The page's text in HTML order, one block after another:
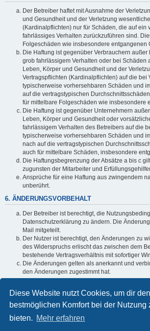
Diese Website nutzt Cookies, um dir den
bestmöglichen Komfort bei der Nutzung
bieten. Mehr erfahren
Der Betreiber haftet mit Ausnahme der
und Gesundheit und der Verletzung
(Kardinalpflichten) nur für Schäden, die auf ein
fahrlässiges Verhalten zurückzuführen sind.
Folgeschäden wie insbesondere entgangenen
Die Haftung ist gegenüber Verbrauchern
grob fahrlässigem Verhalten oder bei Schäden
Leben, Körper und Gesundheit und der
Vertragspflichten (Kardinalpflichten) auf die bei
typischerweise vorhersehbaren Schäden und
auf die vertragstypischen
für mittelbare Folgeschäden wie insbesondere
Die Haftung ist gegenüber Unternehmern
Leben, Körper und Gesundheit oder
fahrlässigem Verhalten des Betreibers auf die
typischerweise vorhersehbaren Schäden und
nach auf die vertragstypischen
auch für mittelbare Schäden, insbesondere
Die Haftungsbegrenzung der Absätze a bis c
zugunsten der Mitarbeiter und
Ansprüche für eine Haftung aus zwingendem
unberührt.
6. ÄNDERUNGSVORBEHALT
Der Betreiber ist berechtigt, die
Datenschutzerklärung zu ändern. Die
Mail mitgeteilt.
Der Nutzer ist berechtigt, den Änderungen zu
des Widerspruchs erlischt das zwischen dem
bestehende Vertragsverhältnis mit sofortiger
Die Änderungen gelten als anerkannt und
den Änderungen zugestimmt hat.
Informationen über den Umgang mit deinen
sind in der Datenschutzerklärung enthalten.